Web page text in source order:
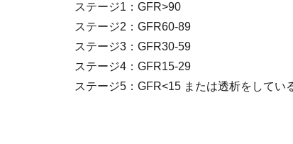
ステージ1：GFR>90
ステージ2：GFR60-89
ステージ3：GFR30-59
ステージ4：GFR15-29
ステージ5：GFR<15 または透析をしてい